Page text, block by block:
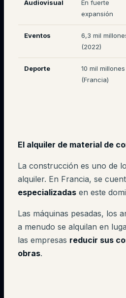
Audiovisual
En fuerte
expansión
Eventos
6,3 mil
(2022)
Deporte
10 mil
(Francia)
El alquiler de material de
La construcción es uno de
alquiler. En Francia, se
especializadas en este
Las máquinas pesadas, los
a menudo se alquilan en
las empresas reducir sus
obras.